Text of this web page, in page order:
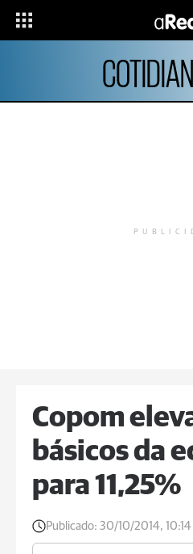
Copom
básicos da
para 11,25%
Publicado: 30/10/2014, 10:14